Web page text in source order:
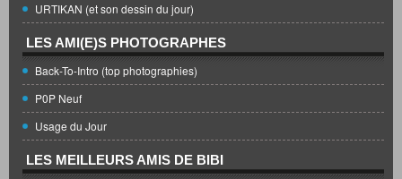
URTIKAN (et son dessin du jour)
LES AMI(E)S PHOTOGRAPHES
Back-To-Intro (top photographies)
P0P Neuf
Usage du Jour
LES MEILLEURS AMIS DE BIBI